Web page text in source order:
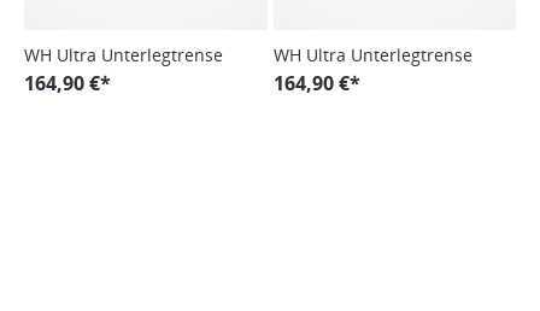
WH Ultra Unterlegtrense
164,90 €*
WH Ultra Unterlegtrense
164,90 €*